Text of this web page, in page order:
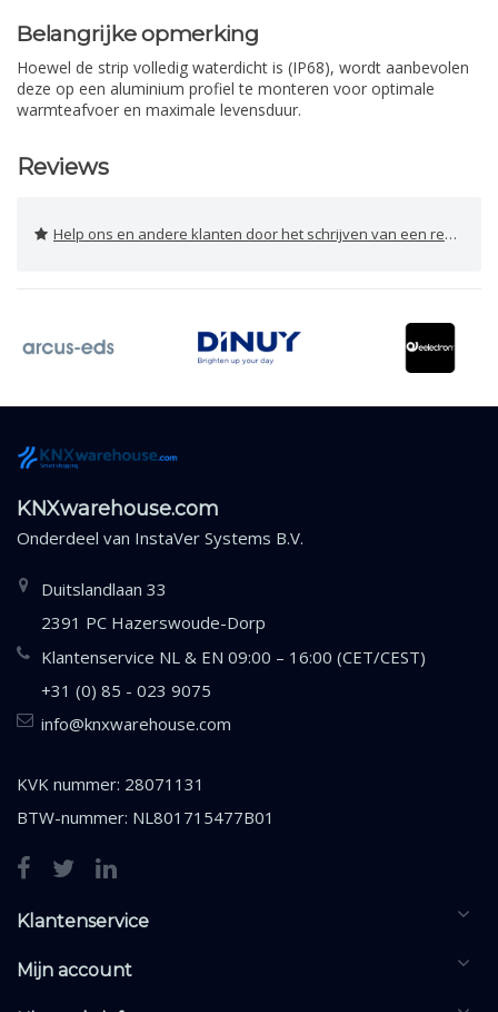
Belangrijke opmerking
Hoewel de strip volledig waterdicht is (IP68), wordt aanbevolen
deze op een aluminium profiel te monteren voor optimale
warmteafvoer en maximale levensduur.
Reviews
Help ons en andere klanten door het schrijven van een review
KNXwarehouse.com
Onderdeel van InstaVer Systems B.V.
Duitslandlaan 33
2391 PC Hazerswoude-Dorp
Klantenservice NL & EN 09:00 – 16:00 (CET/CEST)
+31 (0) 85 - 023 9075
info@knxwarehouse.com
KVK nummer: 28071131
BTW-nummer: NL801715477B01
Klantenservice
Mijn account